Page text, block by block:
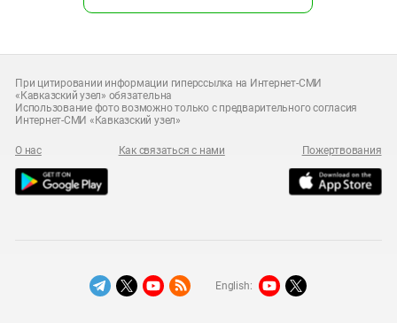
При цитировании информации гиперссылка на Интернет-СМИ
«Кавказский узел» обязательна
Использование фото возможно только с предварительного согласия
Интернет-СМИ «Кавказский узел»
О нас Как связаться с нами Пожертвования
English: